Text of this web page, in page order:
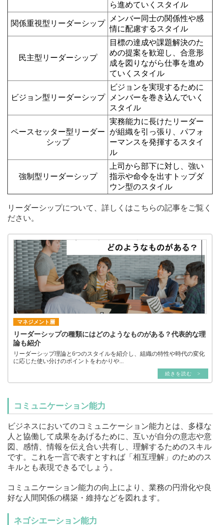
ら進めていくスタイル
関係重視型リーダーシップ
メンバー同士の関係性や感
情に配慮するスタイル
民主型リーダーシップ
目標の達成や課題解決のた
めの提案を歓迎し、合意形
成を図りながら仕事を進め
ていくスタイル
ビジョン型リーダーシップ
ビジョンを実現するために
メンバーを巻き込んでいく
スタイル
ペースセッター型リーダー
シップ
実務能力に長けたリーダー
が組織を引っ張り、パフォ
ーマンスを発揮するスタイ
ル
強制型リーダーシップ
上司から部下に対し、強い
指示や命令を出すトップダ
ウン型のスタイル
リーダーシップについて、詳しくはこちらの記事をご覧く
ださい。
マネジメント層
リーダーシップの種類にはどのようなものがある？代表的な理
論も紹介
リーダーシップ理論と6つのスタイルを紹介し、組織の特性や時代の変化
に応じた使い分けのポイントをわかりや...
続きを読む >
コミュニケーション能力
ビジネスにおいてのコミュニケーション能力とは、多様な
人と協働して成果をあげるために、互いが自分の意志や意
図、感情、情報を伝え合い共有し、理解するためのスキル
です。これを一言で表すとすれば「相互理解」のためのス
キルとも表現できるでしょう。
コミュニケーション能力の向上により、業務の円滑化や良
好な人間関係の構築・維持などを図れます。
ネゴシエーション能力